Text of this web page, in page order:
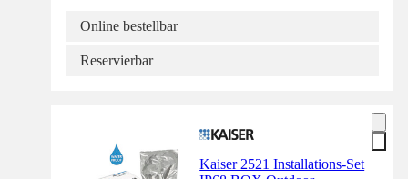
Online bestellbar
Reservierbar
Kaiser 2521 Installations-Set